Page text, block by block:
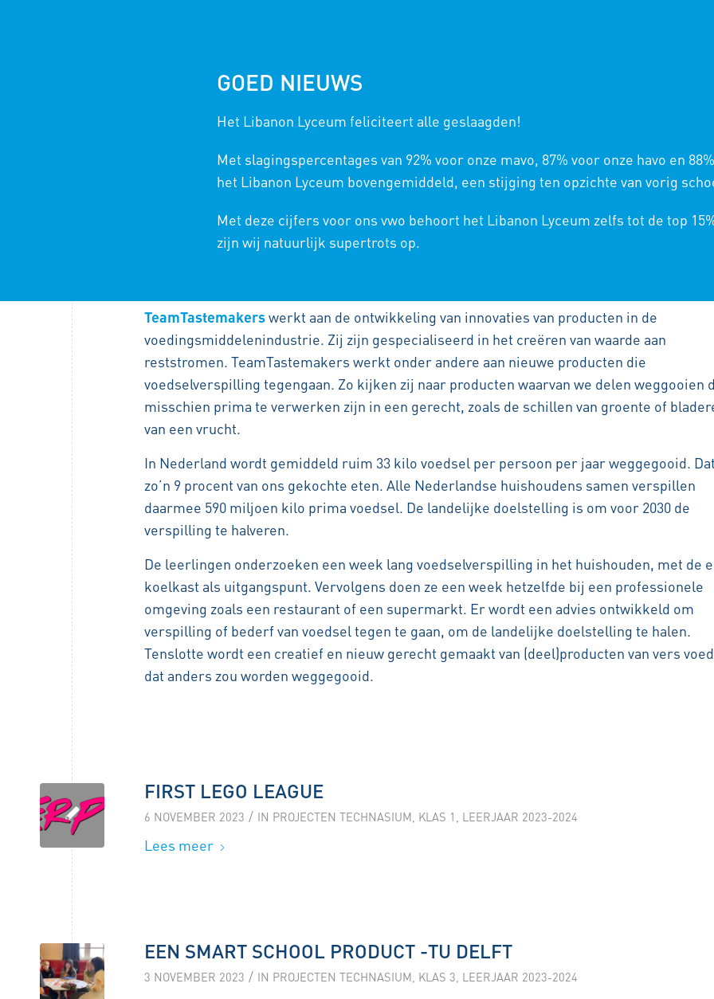
KOKEN UIT DE VUILNISBAK
6 NOVEMBER 2023 / INPROJECTEN TECHNASIUM,
TeamTastemakerswerkt aan de ontwikkeling van innovaties van producten in de
voedingsmiddelenindustrie. Zij zijn gespecialiseerd in het creëren van waarde aan
reststromen. TeamTastemakers werkt onder andere aan nieuwe producten die
voedselverspilling tegengaan. Zo kijken zij naar producten waarvan we delen weggooien
misschien prima te verwerken zijn in een gerecht, zoals de schillen van groente of
van een vrucht.
In Nederland wordt gemiddeld ruim 33 kilo voedsel per persoon per jaar weggegooid.
zo’n 9 procent van ons gekochte eten. Alle Nederlandse huishoudens samen verspillen
daarmee 590 miljoen kilo prima voedsel. De landelijke doelstelling is om voor 2030 de
verspilling te halveren.
De leerlingen onderzoeken een week lang voedselverspilling in het huishouden, met de
koelkast als uitgangspunt. Vervolgens doen ze een week hetzelfde bij een professionele
omgeving zoals een restaurant of een supermarkt. Er wordt een advies ontwikkeld om
verspilling of bederf van voedsel tegen te gaan, om de landelijke doelstelling te halen.
Tenslotte wordt een creatief en nieuw gerecht gemaakt van (deel)producten van vers
dat anders zou worden weggegooid.
FIRST LEGO LEAGUE
6 NOVEMBER 2023 / IN PROJECTEN TECHNASIUM KLAS 1 LEERJAAR 2023-2024
Lees meer
EEN SMART SCHOOL PRODUCT -TU DELFT
3 NOVEMBER 2023 / IN PROJECTEN TECHNASIUM KLAS 3 LEERJAAR 2023-2024
GOED NIEUWS
Het Libanon Lyceum feliciteert alle geslaagden!
Met slagingspercentages van 92% voor onze mavo, 87% voor onze havo en
het Libanon Lyceum bovengemiddeld, een stijging ten opzichte van vorig
Met deze cijfers voor ons vwo behoort het Libanon Lyceum zelfs tot de top
zijn wij natuurlijk supertrots op.